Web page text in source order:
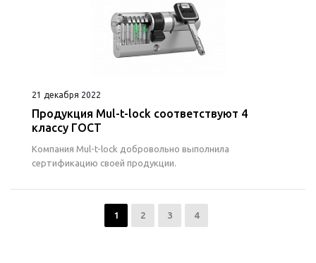
21 декабря 2022
Продукция Mul-t-lock соответствуют 4
классу ГОСТ
Компания Mul-t-lock добровольно выполнила
сертификацию своей продукции.
1 2 3 4